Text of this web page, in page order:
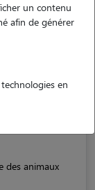
des animaux
un contenu
afin de générer
en